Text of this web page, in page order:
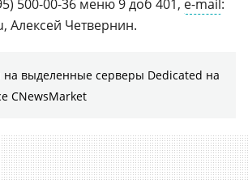
500-00-36 меню 9 доб 401, e-mail:
Алексей Четвернин.
выделенные серверы Dedicated на
CNewsMarket